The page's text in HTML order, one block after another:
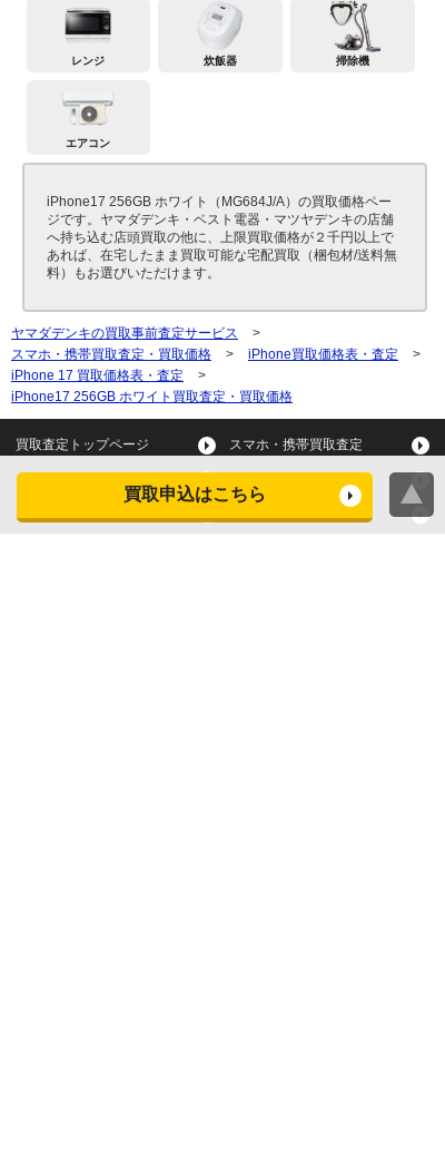
買取申込はこちら
レンジ 炊飯器 掃除機
エアコン
iPhone17 256GB ホワイト（MG684J/A）の買取価格ペー
ジです。ヤマダデンキ・ベスト電器・マツヤデンキの店舗
へ持ち込む店頭買取の他に、上限買取価格が２千円以上で
あれば、在宅したまま買取可能な宅配買取（梱包材/送料無
料）もお選びいただけます。
ヤマダデンキの買取事前査定サービス
>
スマホ・携帯買取査定・買取価格
> iPhone買取価格表・査定
>
iPhone 17 買取価格表・査定
>
iPhone17 256GB ホワイト買取査定・買取価格
買取査定トップページ スマホ・携帯買取査定
タブレット買取査定
スマートウォッチ買取査定